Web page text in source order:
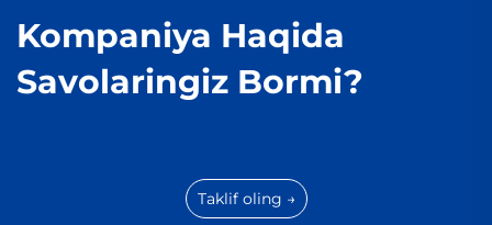
Kompaniya Haqida
Savolaringiz Bormi?
Taklif oling →